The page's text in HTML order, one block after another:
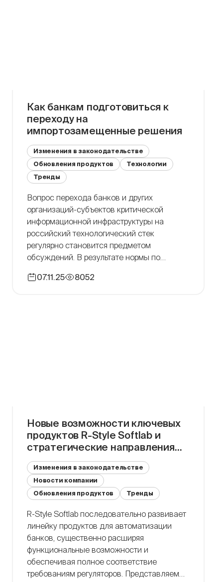
Как банкам подготовиться к
переходу на
импортозамещенные решения
Изменения в законодательстве
Обновления продуктов
Технологии
Тренды
Вопрос перехода банков и других
организаций-субъектов критической
информационной инфраструктуры на
российский технологический стек
регулярно становится предметом
обсуждений. В результате нормы по
пересматриваются, а сроки перехода
07.11.25 8052
Новые возможности ключевых
продуктов R-Style Softlab и
стратегические направления
работы
Изменения в законодательстве
Новости компании
Обновления продуктов
Тренды
R-Style Softlab последовательно развивает
линейку продуктов для автоматизации
банков, существенно расширяя
функциональные возможности и
обеспечивая полное соответствие
требованиям регуляторов. Представляем